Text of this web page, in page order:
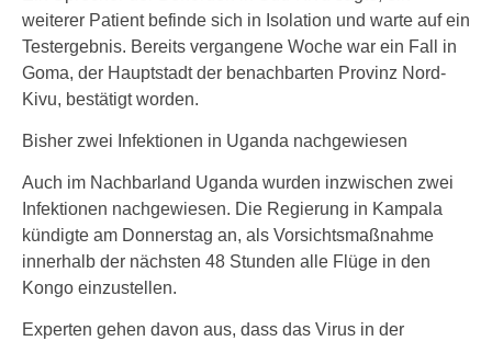
weiterer Patient befinde sich in Isolation und warte auf ein
Testergebnis. Bereits vergangene Woche war ein Fall in
Goma, der Hauptstadt der benachbarten Provinz Nord-
Kivu, bestätigt worden.
Bisher zwei Infektionen in Uganda nachgewiesen
Auch im Nachbarland Uganda wurden inzwischen zwei
Infektionen nachgewiesen. Die Regierung in Kampala
kündigte am Donnerstag an, als Vorsichtsmaßnahme
innerhalb der nächsten 48 Stunden alle Flüge in den
Kongo einzustellen.
Experten gehen davon aus, dass das Virus in der